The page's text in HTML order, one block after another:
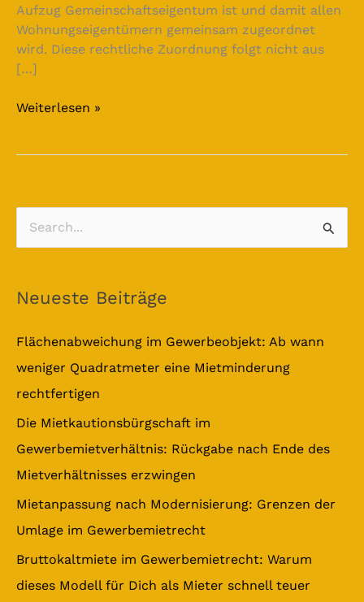
Aufzug Gemeinschaftseigentum ist und damit allen
Wohnungseigentümern gemeinsam zugeordnet
wird. Diese rechtliche Zuordnung folgt nicht aus
[…]
Weiterlesen »
h
e
n
Neueste Beiträge
Flächenabweichung im Gewerbeobjekt: Ab wann
weniger Quadratmeter eine Mietminderung
rechtfertigen
Die Mietkautionsbürgschaft im
Gewerbemietverhältnis: Rückgabe nach Ende des
Mietverhältnisses erzwingen
Mietanpassung nach Modernisierung: Grenzen der
Umlage im Gewerbemietrecht
Bruttokaltmiete im Gewerbemietrecht: Warum
dieses Modell für Dich als Mieter schnell teuer